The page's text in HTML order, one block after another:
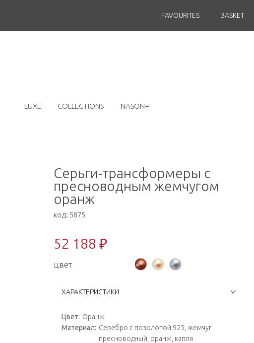
FAVOURITES BASKET
LUXE COLLECTIONS NASON+
Серьги-трансформеры с
пресноводным жемчугом
оранж
код: 5875
52 188 ₽
цвет
ХАРАКТЕРИСТИКИ
Цвет: Оранж
Материал: Серебро с позолотой 925, жемчуг
пресноводный, оранж, капля